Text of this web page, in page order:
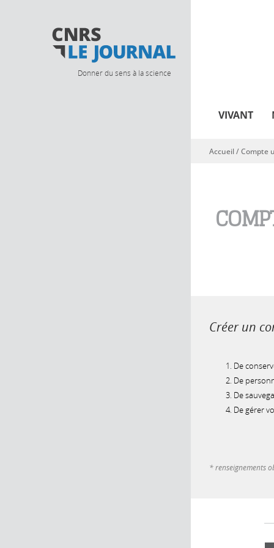
Donner du sens à la science
VIVANT
Vous êtes ici
Accueil/Compte
Créer un
De
De
De
De gérer
* renseignements